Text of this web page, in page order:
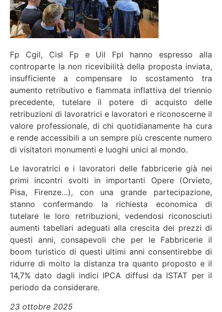
Fp Cgil, Cisl Fp e Uil Fpl hanno espresso alla
controparte la non ricevibilità della proposta inviata,
insufficiente a compensare lo scostamento tra
aumento retributivo e fiammata inflattiva del triennio
precedente, tutelare il potere di acquisto delle
retribuzioni di lavoratrici e lavoratori e riconoscerne il
valore professionale, di chi quotidianamente ha cura
e rende accessibili a un sempre più crescente numero
di visitatori monumenti e luoghi unici al mondo.
Le lavoratrici e i lavoratori delle fabbricerie già nei
primi incontri svolti in importanti Opere (Orvieto,
Pisa, Firenze…), con una grande partecipazione,
stanno confermando la richiesta economica di
tutelare le loro retribuzioni, vedendosi riconosciuti
aumenti tabellari adeguati alla crescita dei prezzi di
questi anni, consapevoli che per le Fabbricerie il
boom turistico di questi ultimi anni consentirebbe di
ridurre di molto la distanza tra quanto proposto e il
14,7% dato dagli indici IPCA diffusi da ISTAT per il
periodo da considerare.
23 ottobre 2025